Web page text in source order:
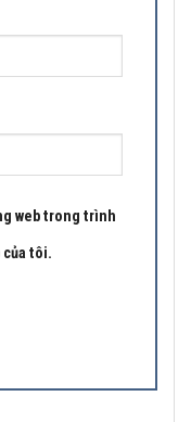
web trong trình
của tôi.